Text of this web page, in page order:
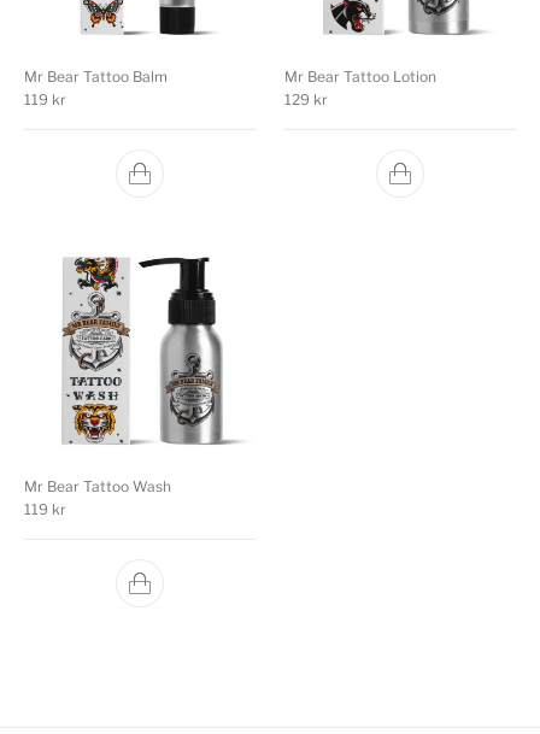
Mr Bear Tattoo Balm
119 kr
Mr Bear Tattoo Lotion
129 kr
Mr Bear Tattoo Wash
119 kr